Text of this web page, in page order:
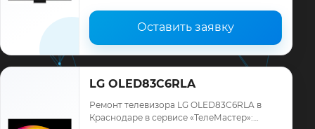
Оставить заявку
LG OLED83C6RLA
Ремонт телевизора LG OLED83C6RLA в
Краснодаре в сервисе «ТелеМастер»: